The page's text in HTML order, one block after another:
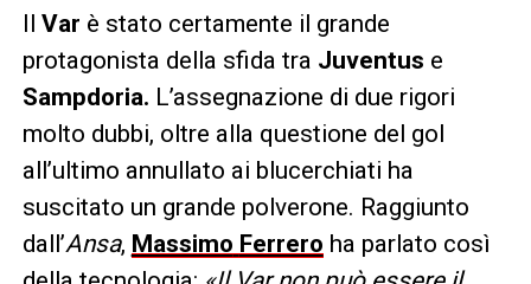
Var è stato certamente il grande
protagonista della sfida tra Juventus e
Sampdoria. L’assegnazione di due rigori
molto dubbi, oltre alla questione del gol
all’ultimo annullato ai blucerchiati ha
suscitato un grande polverone. Raggiunto
dall’Ansa, Massimo Ferrero ha parlato così